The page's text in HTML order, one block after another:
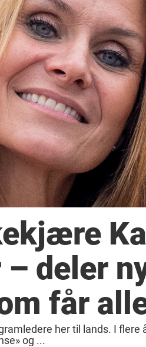
deler
får
her til lands. I flere
og ...